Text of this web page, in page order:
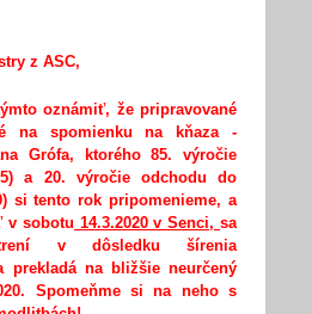
z ASC,
oznámiť, že pripravované
na spomienku na kňaza -
Grófa, ktorého 85. výročie
a 20. výročie odchodu do
si tento rok pripomenieme, a
v sobotu 14.3.2020 v Senci,sa
v dôsledku šírenia
prekladá na bližšie neurčený
Spomeňme si na neho s